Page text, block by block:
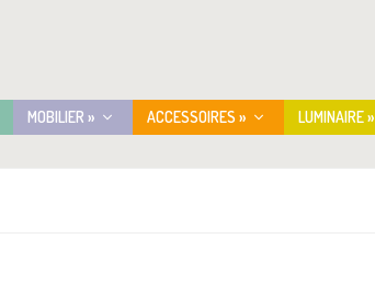
MOBILIER » ACCESSOIRES » LUMINAIRE »